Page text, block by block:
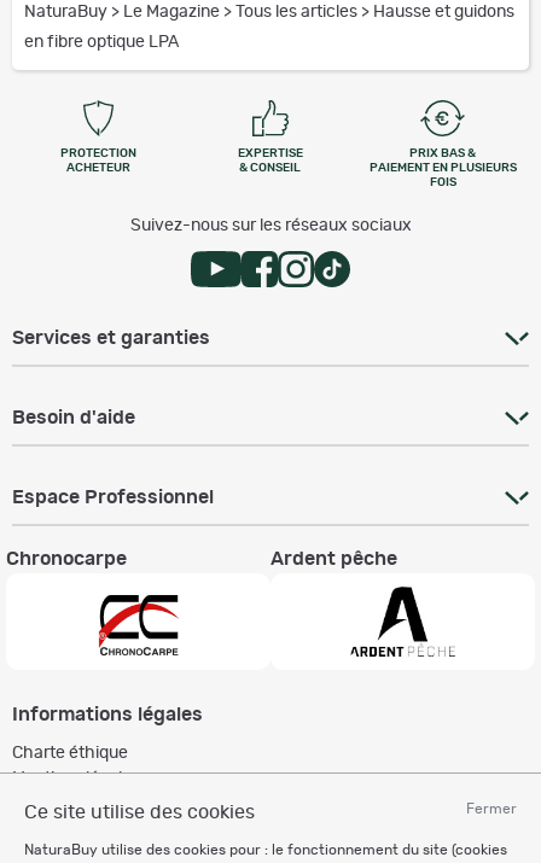
Fermer
Ce site utilise des cookies
NaturaBuy utilise des cookies pour : le fonctionnement du site (cookies
NaturaBuy > Le Magazine > Tous les articles > Hausse et guidons
en fibre optique LPA
PROTECTION
ACHETEUR
EXPERTISE
& CONSEIL
PRIX BAS &
PAIEMENT EN PLUSIEURS
FOIS
Suivez-nous sur les réseaux sociaux
Services et garanties
Besoin d'aide
Espace Professionnel
Chronocarpe Ardent pêche
Informations légales
Charte éthique
Mentions légales
Règlement & Conditions d'utilisation
des données personnelles